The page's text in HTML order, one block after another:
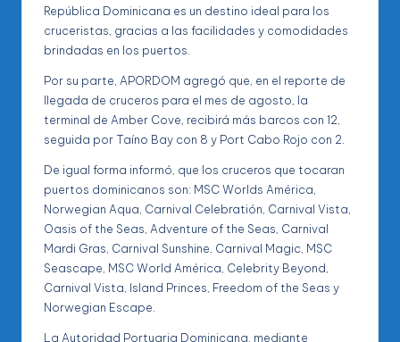
República Dominicana es un destino ideal para los
cruceristas, gracias a las facilidades y comodidades
brindadas en los puertos.
Por su parte, APORDOM agregó que, en el reporte de
llegada de cruceros para el mes de agosto, la
terminal de Amber Cove, recibirá más barcos con 12,
seguida por Taíno Bay con 8 y Port Cabo Rojo con 2.
De igual forma informó, que los cruceros que tocaran
puertos dominicanos son: MSC Worlds América,
Norwegian Aqua, Carnival Celebratión, Carnival Vista,
Oasis of the Seas, Adventure of the Seas, Carnival
Mardi Gras, Carnival Sunshine, Carnival Magic, MSC
Seascape, MSC World América, Celebrity Beyond,
Carnival Vista, Island Princes, Freedom of the Seas y
Norwegian Escape.
La Autoridad Portuaria Dominicana, mediante